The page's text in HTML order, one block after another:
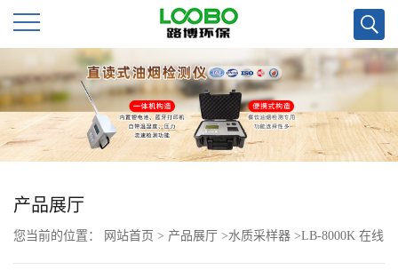
公
司
首
页
公
产品展厅
您当前的位置： 网站首页 > 产品展厅 >水质采样器 >LB-8000K 在线